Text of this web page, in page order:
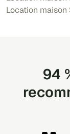
Location
94